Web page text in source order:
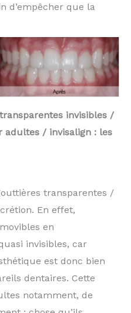
d’em­pêcher que la
invisibles /
adultes / invisalign : les
transparentes /
En effet,
en
invisibles, car
est donc bien
dentaires. Cette
notamment, de